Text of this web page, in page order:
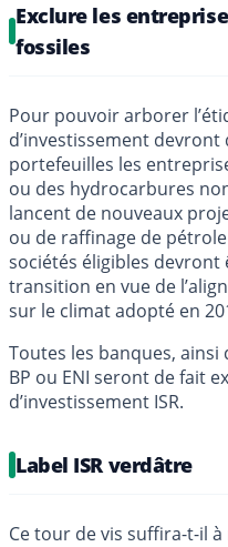
Exclure les
fossiles
Pour pouvoir arborer
d’investissement
portefeuilles les
ou des hydrocarbures
lancent de nouveaux
ou de raffinage de
sociétés éligibles devront
transition en vue de
sur le climat adopté en
Toutes les banques, ainsi
BP ou ENI seront de fait
d’investissement ISR.
Label ISR verdâtre
Ce tour de vis suffira-t-il